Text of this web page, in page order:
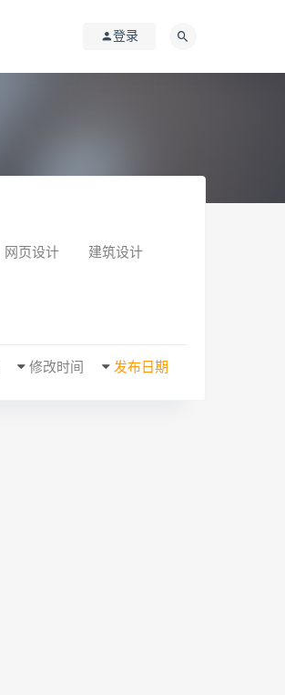
登录
网页设计 建筑设计
发布日期
修改时间